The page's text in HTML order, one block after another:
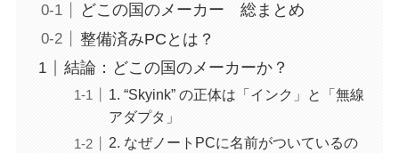
どこの国のメーカー 総まとめ
整備済みPCとは？
結論：どこの国のメーカーか？
1. “Skyink” の正体は「インク」と「無線
アダプタ」
2. なぜノートPCに名前がついているの